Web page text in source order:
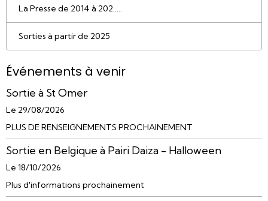
La Presse de 2014 à 202.....
Sorties à partir de 2025
Événements à venir
Sortie à St Omer
Le 29/08/2026
PLUS DE RENSEIGNEMENTS PROCHAINEMENT
Sortie en Belgique à Pairi Daiza - Halloween
Le 18/10/2026
Plus d'informations prochainement